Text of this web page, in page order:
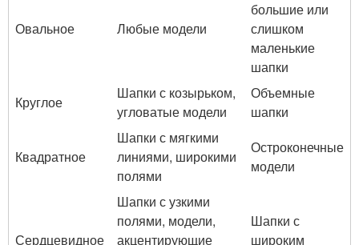
Овальное Любые модели
большие или
слишком
маленькие
шапки
Круглое
Шапки с козырьком,
угловатые модели
Объемные
шапки
Квадратное
Шапки с мягкими
линиями, широкими
полями
Остроконечные
модели
Сердцевидное
Шапки с узкими
полями, модели,
акцентирующие
Шапки с
широким